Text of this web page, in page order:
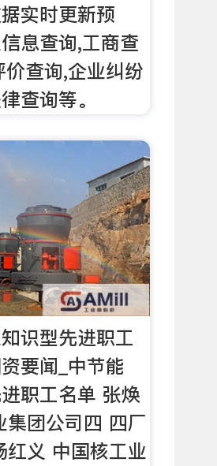
实时更新预
息查询,工商查
查询,企业纠纷
查询等。
识型先进职工
要闻_中节能
职工名单 张焕
团公司四 四厂
红义 中国核工业